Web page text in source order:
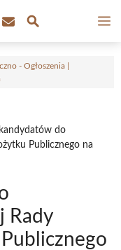
- Ogłoszenia |
do
Publicznego na
Rady